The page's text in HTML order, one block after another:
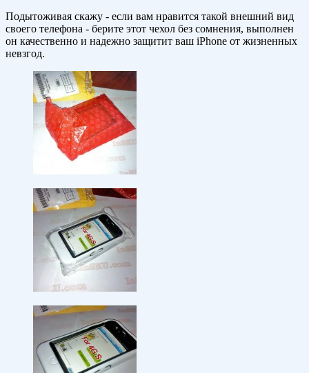
Подытоживая скажу - если вам нравится такой внешний вид
своего телефона - берите этот чехол без сомнения, выполнен
он качественно и надежно защитит ваш iPhone от жизненных
невзгод.